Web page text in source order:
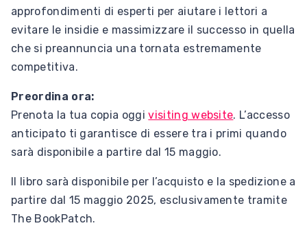
approfondimenti di esperti per aiutare i lettori a
evitare le insidie e massimizzare il successo in quella
che si preannuncia una tornata estremamente
competitiva.
Preordina ora:
Prenota la tua copia oggivisiting website. L’accesso
anticipato ti garantisce di essere tra i primi quando
sarà disponibile a partire dal 15 maggio.
Il libro sarà disponibile per l’acquisto e la spedizione a
partire dal 15 maggio 2025, esclusivamente tramite
The BookPatch.